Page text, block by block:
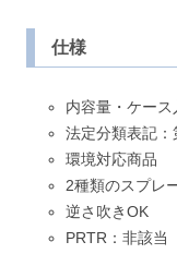
仕様
内容量・ケー
法定分類表記
環境対応商品
2種類のスプレ
逆さ吹きOK
PRTR：非該当